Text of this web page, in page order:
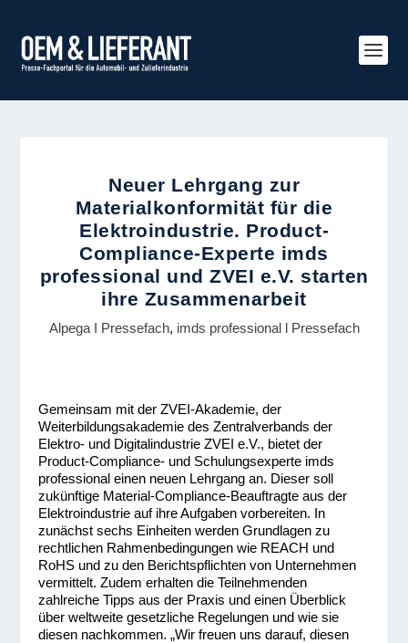
Neuer Lehrgang zur
Materialkonformität für die
Elektroindustrie. Product-
Compliance-Experte imds
professional und ZVEI e.V. starten
ihre Zusammenarbeit
Alpega I Pressefach, imds professional l Pressefach
Gemeinsam mit der ZVEI-Akademie, der
Weiterbildungsakademie des Zentralverbands der
Elektro- und Digitalindustrie ZVEI e.V., bietet der
Product-Compliance- und Schulungsexperte imds
professional einen neuen Lehrgang an. Dieser soll
zukünftige Material-Compliance-Beauftragte aus der
Elektroindustrie auf ihre Aufgaben vorbereiten. In
zunächst sechs Einheiten werden Grundlagen zu
rechtlichen Rahmenbedingungen wie REACH und
RoHS und zu den Berichtspflichten von Unternehmen
vermittelt. Zudem erhalten die Teilnehmenden
zahlreiche Tipps aus der Praxis und einen Überblick
über weltweite gesetzliche Regelungen und wie sie
diesen nachkommen. „Wir freuen uns darauf, diesen